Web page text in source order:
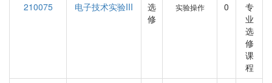
210075
电子技术实验III
选
修
实验操作 0
专
业
选
修
课
程